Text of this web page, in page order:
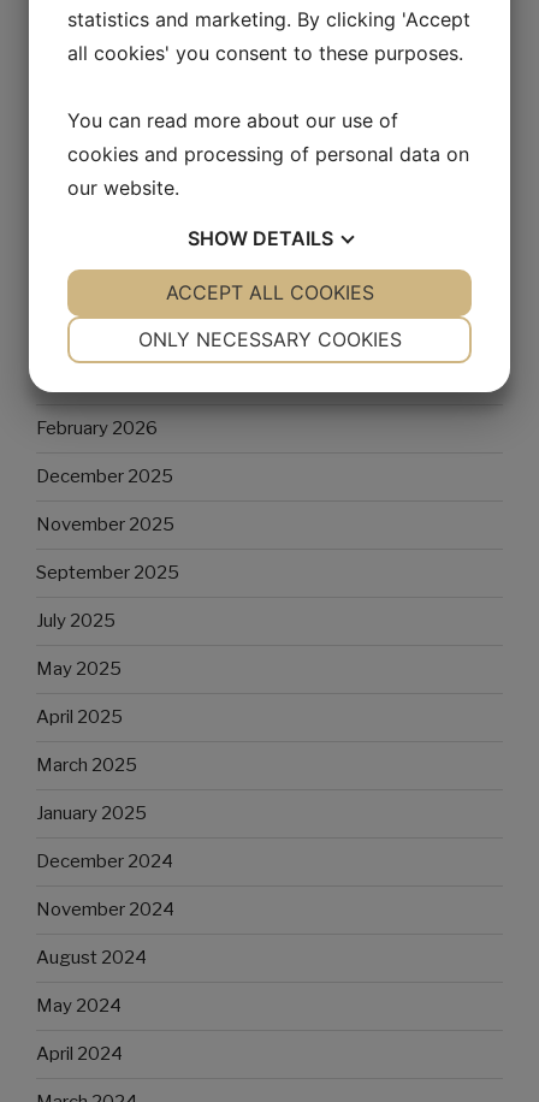
Mr WordPress on Hello world!
May 2026
April 2026
February 2026
December 2025
November 2025
September 2025
July 2025
May 2025
April 2025
March 2025
January 2025
December 2024
November 2024
August 2024
May 2024
April 2024
statistics and marketing. By clicking 'Accept
all cookies' you consent to these purposes.
You can read more about our use of
cookies and processing of personal data on
our website.
SHOW DETAILS
YES NO YES NO
ONLY NECESSARY COOKIES
ACCEPT ALL COOKIES